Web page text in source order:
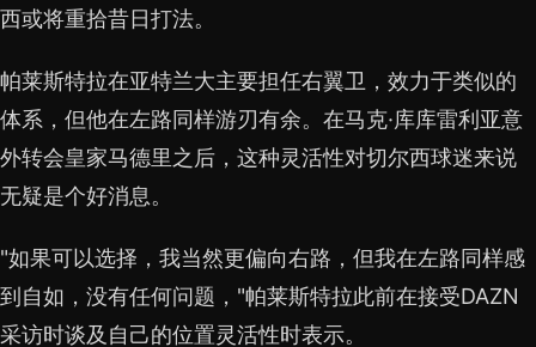
西或将重拾昔日打法。
帕莱斯特拉在亚特兰大主要担任右翼卫，效力于类似的
体系，但他在左路同样游刃有余。在马克·库库雷利亚意
外转会皇家马德里之后，这种灵活性对切尔西球迷来说
无疑是个好消息。
"如果可以选择，我当然更偏向右路，但我在左路同样感
到自如，没有任何问题，"帕莱斯特拉此前在接受DAZN
采访时谈及自己的位置灵活性时表示。